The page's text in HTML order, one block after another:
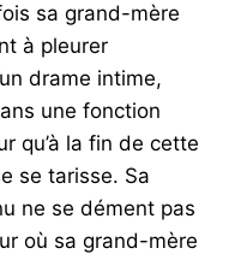
sa grand-mère
à pleurer
drame intime,
une fonction
qu’à la fin de cette
se tarisse. Sa
ne se dément pas
où sa grand-mère